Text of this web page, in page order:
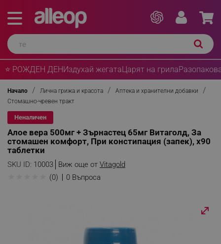
⭐ РОЖДЕН ДЕНИздухай жегатаЦарят на грила
Начало Лична грижа и красота
Аптека и хранителни добавки
Стомашно-чревен тракт
Неналичен
Алое вера 500мг + Зърнастец 65мг Витаголд, За
стомашен комфорт, При констипация (запек), х90
таблетки
SKU ID: 10003 Виж още от Vitagold
(0) 0 Въпроса